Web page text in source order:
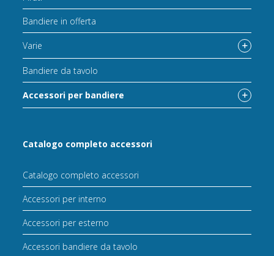
Bandiere in offerta
Varie
Bandiere da tavolo
Accessori per bandiere
Catalogo completo accessori
Catalogo completo accessori
Accessori per interno
Accessori per esterno
Accessori bandiere da tavolo